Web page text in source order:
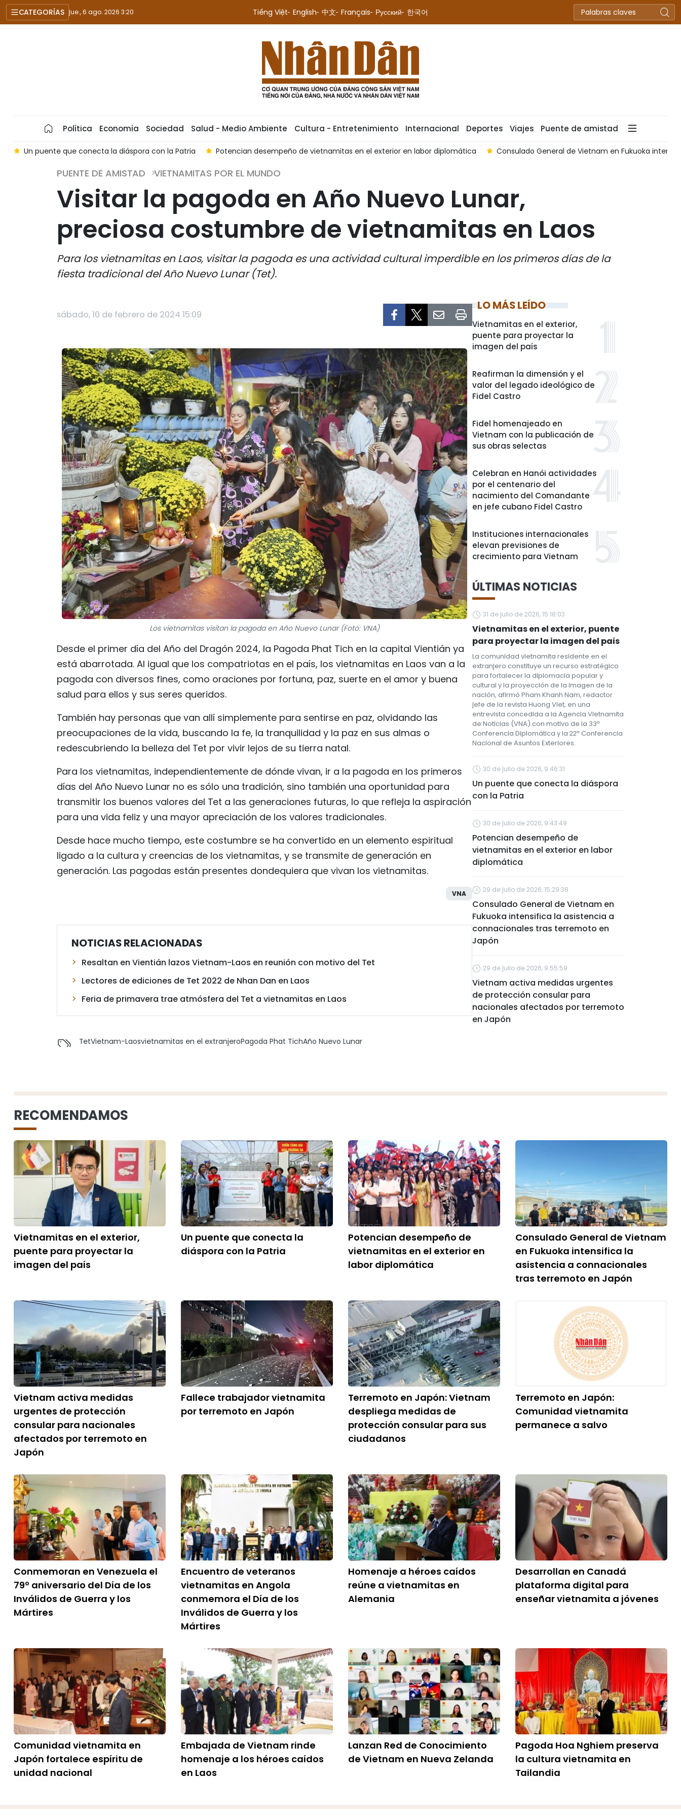
CATEGORÍAS jue., 6 ago. 2026 3:20 Tiếng Việt English 中文 Français Русский 한국어
Política Economía Sociedad Salud - Medio Ambiente Cultura - Entretenimiento Internacional Deportes Viajes Puente de amistad
Un puente que conecta la diáspora con la Patria Potencian desempeño de vietnamitas en el exterior en labor diplomática Consulado General de Vietnam en Fukuoka
PUENTE DE AMISTAD VIETNAMITAS POR EL MUNDO
Visitar la pagoda en Año Nuevo Lunar,
preciosa costumbre de vietnamitas en Laos
Para los vietnamitas en Laos, visitar la pagoda es una actividad cultural imperdible en los primeros días de la
fiesta tradicional del Año Nuevo Lunar (Tet).
sábado, 10 de febrero de 2024 15:09
Los vietnamitas visitan la pagoda en Año Nuevo Lunar (Foto: VNA)
Desde el primer día del Año del Dragón 2024, la Pagoda Phat Tich en la capital Vientián ya
está abarrotada. Al igual que los compatriotas en el país, los vietnamitas en Laos van a la
pagoda con diversos fines, como oraciones por fortuna, paz, suerte en el amor y buena
salud para ellos y sus seres queridos.
También hay personas que van allí simplemente para sentirse en paz, olvidando las
preocupaciones de la vida, buscando la fe, la tranquilidad y la paz en sus almas o
redescubriendo la belleza del Tet por vivir lejos de su tierra natal.
Para los vietnamitas, independientemente de dónde vivan, ir a la pagoda en los primeros
días del Año Nuevo Lunar no es sólo una tradición, sino también una oportunidad para
transmitir los buenos valores del Tet a las generaciones futuras, lo que refleja la aspiración
para una vida feliz y una mayor apreciación de los valores tradicionales.
Desde hace mucho tiempo, este costumbre se ha convertido en un elemento espiritual
ligado a la cultura y creencias de los vietnamitas, y se transmite de generación en
generación. Las pagodas están presentes dondequiera que vivan los vietnamitas.
VNA
NOTICIAS RELACIONADAS
Resaltan en Vientián lazos Vietnam-Laos en reunión con motivo del Tet
Lectores de ediciones de Tet 2022 de Nhan Dan en Laos
Feria de primavera trae atmósfera del Tet a vietnamitas en Laos
TetVietnam-Laosvietnamitas en el extranjeroPagoda Phat TichAño Nuevo Lunar
LO MÁS LEÍDO
Vietnamitas en el exterior,
puente para proyectar la
imagen del país
Reafirman la dimensión y el
valor del legado ideológico de
Fidel Castro
Fidel homenajeado en
Vietnam con la publicación de
sus obras selectas
Celebran en Hanói actividades
por el centenario del
nacimiento del Comandante
en jefe cubano Fidel Castro
Instituciones internacionales
elevan previsiones de
crecimiento para Vietnam
ÚLTIMAS NOTICIAS
31 de julio de 2026, 15:18:03
Vietnamitas en el exterior, puente
para proyectar la imagen del país
La comunidad vietnamita residente en el
extranjero constituye un recurso estratégico
para fortalecer la diplomacia popular y
cultural y la proyección de la imagen de la
nación, afirmó Pham Khanh Nam, redactor
jefe de la revista Huong Viet, en una
entrevista concedida a la Agencia Vietnamita
de Noticias (VNA) con motivo de la 33ª
Conferencia Diplomática y la 22ª Conferencia
Nacional de Asuntos Exteriores.
30 de julio de 2026, 9:46:31
Un puente que conecta la diáspora
con la Patria
30 de julio de 2026, 9:43:49
Potencian desempeño de
vietnamitas en el exterior en labor
diplomática
29 de julio de 2026, 15:29:38
Consulado General de Vietnam en
Fukuoka intensifica la asistencia a
connacionales tras terremoto en
Japón
29 de julio de 2026, 9:55:59
Vietnam activa medidas urgentes
de protección consular para
nacionales afectados por terremoto
en Japón
RECOMENDAMOS
Vietnamitas en el exterior,
puente para proyectar la
imagen del país
Un puente que conecta la
diáspora con la Patria
Potencian desempeño de
vietnamitas en el exterior en
labor diplomática
Consulado General de Vietnam
en Fukuoka intensifica la
asistencia a connacionales
tras terremoto en Japón
Vietnam activa medidas
urgentes de protección
consular para nacionales
afectados por terremoto en
Japón
Fallece trabajador vietnamita
por terremoto en Japón
Terremoto en Japón: Vietnam
despliega medidas de
protección consular para sus
ciudadanos
Terremoto en Japón:
Comunidad vietnamita
permanece a salvo
Conmemoran en Venezuela el
79º aniversario del Día de los
Inválidos de Guerra y los
Mártires
Encuentro de veteranos
vietnamitas en Angola
conmemora el Día de los
Inválidos de Guerra y los
Mártires
Homenaje a héroes caídos
reúne a vietnamitas en
Alemania
Desarrollan en Canadá
plataforma digital para
enseñar vietnamita a jóvenes
Comunidad vietnamita en
Japón fortalece espíritu de
unidad nacional
Embajada de Vietnam rinde
homenaje a los héroes caídos
en Laos
Lanzan Red de Conocimiento
de Vietnam en Nueva Zelanda
Pagoda Hoa Nghiem preserva
la cultura vietnamita en
Tailandia